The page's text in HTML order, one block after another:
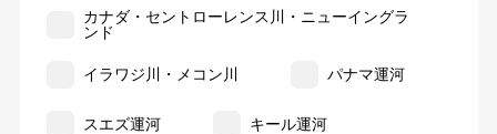
カナダ・セントローレンス川・ニューイングラ
ンド
イラワジ川・メコン川 パナマ運河
スエズ運河 キール運河